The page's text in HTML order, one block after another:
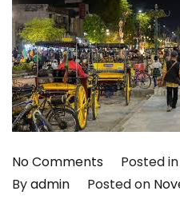
No Commentson
Malioboro
Posted in
Byadmin Posted on